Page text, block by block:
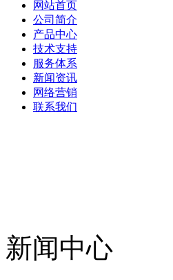
网站首页
公司简介
产品中心
技术支持
服务体系
新闻资讯
网络营销
联系我们
新闻中心